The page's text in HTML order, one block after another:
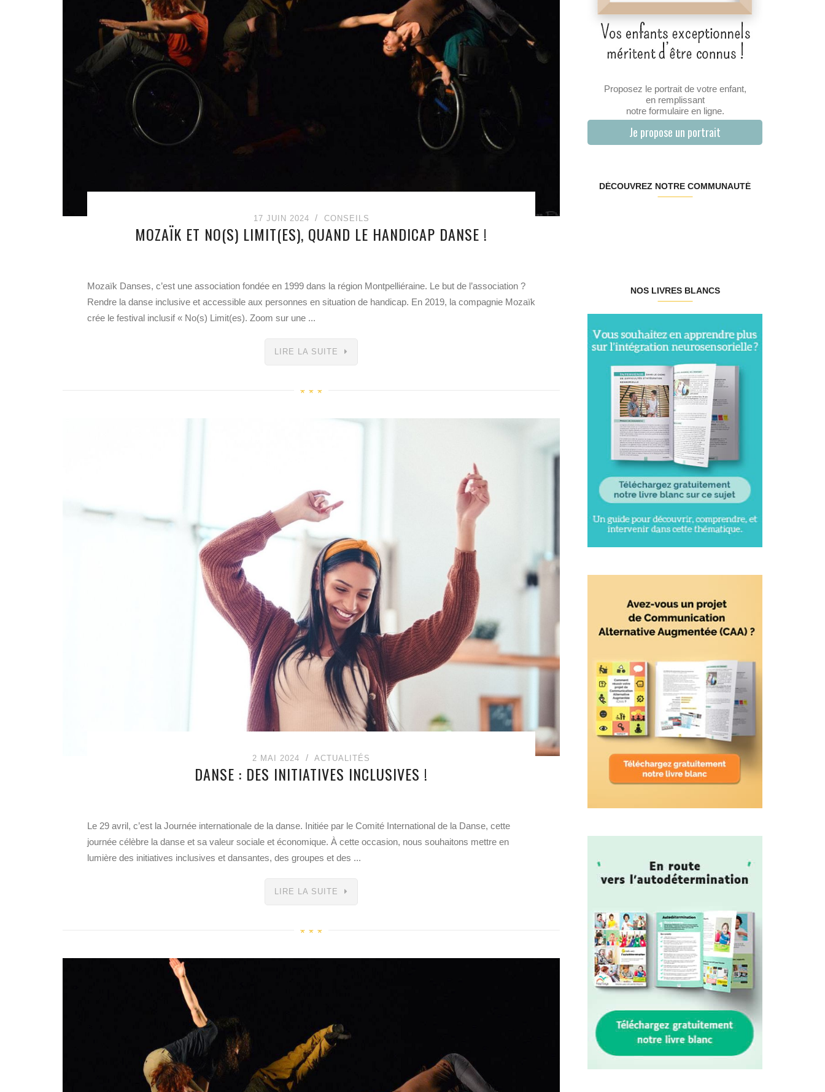
17 JUIN 2024 CONSEILS
MOZAÏK ET NO(S) LIMIT(ES), QUAND LE HANDICAP DANSE !
Mozaïk Danses, c’est une association fondée en 1999 dans la région Montpelliéraine. Le but de l’association ?
Rendre la danse inclusive et accessible aux personnes en situation de handicap. En 2019, la compagnie Mozaïk
crée le festival inclusif « No(s) Limit(es). Zoom sur une ...
LIRE LA SUITE
2 MAI 2024 ACTUALITÉS
DANSE : DES INITIATIVES INCLUSIVES !
Le 29 avril, c’est la Journée internationale de la danse. Initiée par le Comité International de la Danse, cette
journée célèbre la danse et sa valeur sociale et économique. À cette occasion, nous souhaitons mettre en
lumière des initiatives inclusives et dansantes, des groupes et des ...
LIRE LA SUITE
Proposez le portrait de votre enfant,
en remplissant
notre formulaire en ligne.
Je propose un portrait
DÉCOUVREZ NOTRE COMMUNAUTÉ
NOS LIVRES BLANCS